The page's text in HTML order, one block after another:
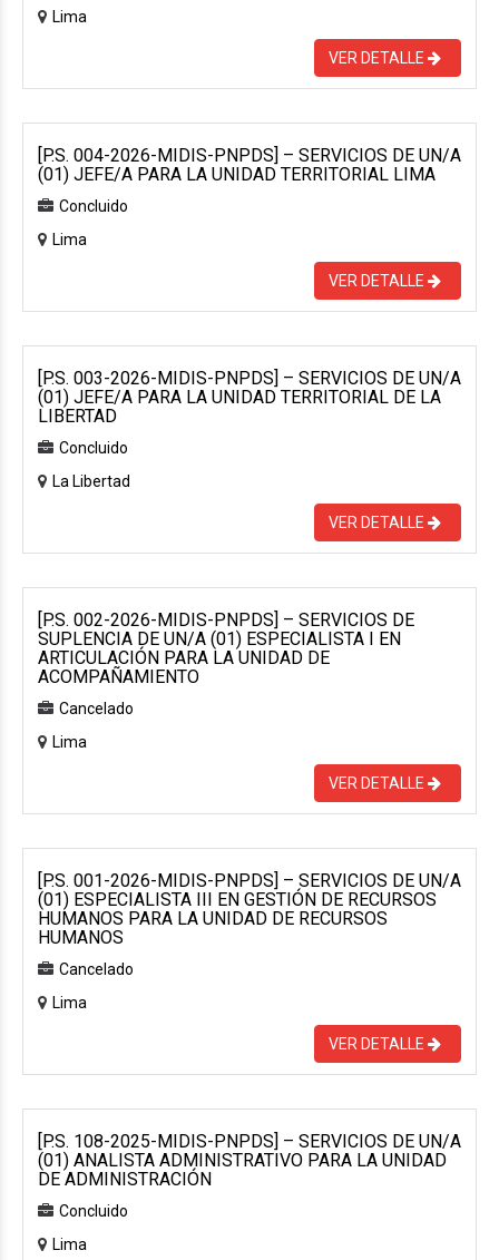
Lima
VER DETALLE
[P.S. 004-2026-MIDIS-PNPDS] – SERVICIOS DE UN/A
(01) JEFE/A PARA LA UNIDAD TERRITORIAL LIMA
Concluido
Lima
VER DETALLE
[P.S. 003-2026-MIDIS-PNPDS] – SERVICIOS DE UN/A
(01) JEFE/A PARA LA UNIDAD TERRITORIAL DE LA
LIBERTAD
Concluido
La Libertad
VER DETALLE
[P.S. 002-2026-MIDIS-PNPDS] – SERVICIOS DE
SUPLENCIA DE UN/A (01) ESPECIALISTA I EN
ARTICULACIÓN PARA LA UNIDAD DE
ACOMPAÑAMIENTO
Cancelado
Lima
VER DETALLE
[P.S. 001-2026-MIDIS-PNPDS] – SERVICIOS DE UN/A
(01) ESPECIALISTA III EN GESTIÓN DE RECURSOS
HUMANOS PARA LA UNIDAD DE RECURSOS
HUMANOS
Cancelado
Lima
VER DETALLE
[P.S. 108-2025-MIDIS-PNPDS] – SERVICIOS DE UN/A
(01) ANALISTA ADMINISTRATIVO PARA LA UNIDAD
DE ADMINISTRACIÓN
Concluido
Lima